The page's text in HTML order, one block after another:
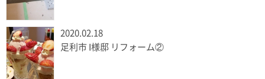
2020.02.18
足利市 I様邸 リフォーム②